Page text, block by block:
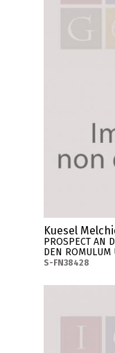
Kuesel
PROSPECT AN
DEN ROMULUM
S-FN38428